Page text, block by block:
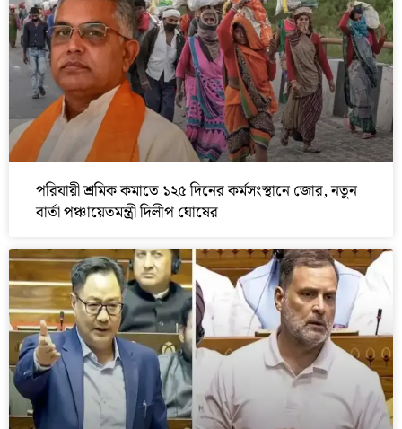
পরিযায়ী শ্রমিক কমাতে ১২৫ দিনের কর্মসংস্থানে জোর, নতুন
বার্তা পঞ্চায়েতমন্ত্রী দিলীপ ঘোষের